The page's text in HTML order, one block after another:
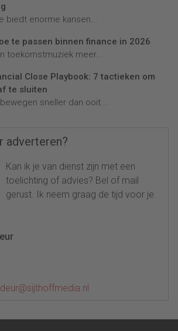
biedt enorme kansen...
te passen binnen finance in 2026
toekomstmuziek meer...
Close Playbook: 7 tactieken om
te sluiten
sneller dan ooit....
adverteren?
Kan ik je van dienst zijn met een
toelichting of advies? Bel of mail
gerust. Ik neem graag de tijd voor je.